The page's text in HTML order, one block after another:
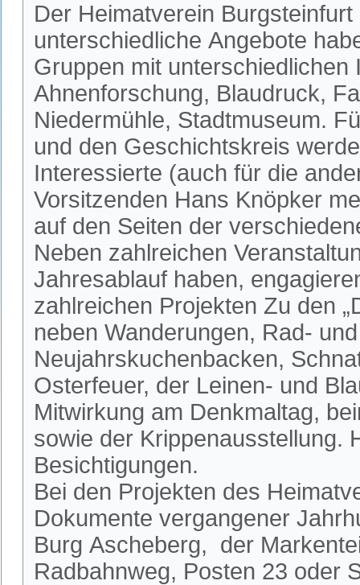
Der Heimatverein
unterschiedliche Angebote
Gruppen mit
Ahnenforschung, Blaudruck,
Niedermühle, Stadtmuseum.
und den Geschichtskreis
Interessierte (auch für die
Vorsitzenden Hans Knöpker
auf den Seiten der
Neben zahlreichen
Jahresablauf haben,
zahlreichen Projekten Zu den
neben Wanderungen, Rad-
Neujahrskuchenbacken,
Osterfeuer, der Leinen- und
Mitwirkung am Denkmaltag,
sowie der Krippenausstellung.
Besichtigungen.
Bei den Projekten des
Dokumente vergangener
Burg Ascheberg, der
Radbahnweg, Posten 23 oder